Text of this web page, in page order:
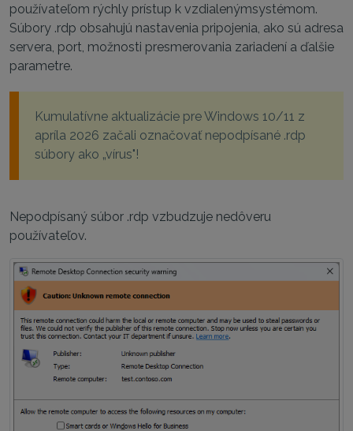
používateľom rýchly prístup k vzdialenýmsystémom.
Súbory .rdp obsahujú nastavenia pripojenia, ako sú adresa
servera, port, možnosti presmerovania zariadení a ďalšie
parametre.
Kumulatívne aktualizácie pre Windows 10/11 z
apríla 2026 začali označovať nepodpísané .rdp
súbory ako „vírus"!
Nepodpísaný súbor .rdp vzbudzuje nedôveru
používateľov.